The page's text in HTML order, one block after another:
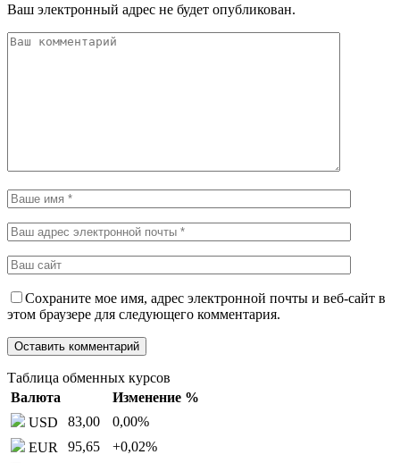
Ваш электронный адрес не будет опубликован.
Сохраните мое имя, адрес электронной почты и веб-сайт в
этом браузере для следующего комментария.
Таблица обменных курсов
Валюта
Изменение %
USD
83,00 0,00%
EUR
95,65 +0,02%